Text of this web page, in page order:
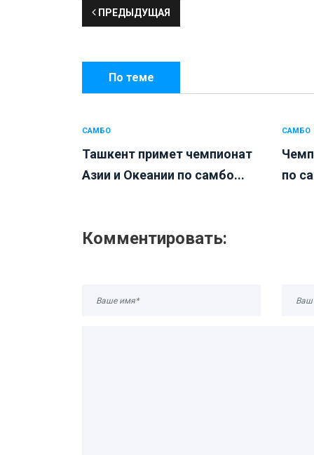
ПРЕДЫДУЩАЯ
По теме
САМБО
Ташкент примет чемпионат
Азии и Океании по самбо...
САМБО
по
Комментировать: